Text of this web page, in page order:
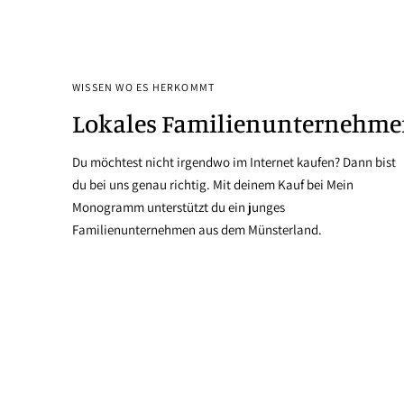
WISSEN WO ES HERKOMMT
Lokales
Du möchtest nicht irgendwo im Internet kaufen? Dann bist
du bei uns genau richtig. Mit deinem Kauf bei Mein
Monogramm unterstützt du ein junges
Familienunternehmen aus dem Münsterland.